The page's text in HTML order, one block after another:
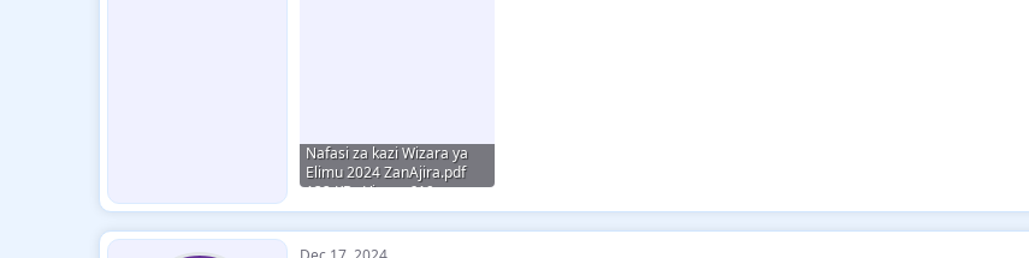
Nafasi za kazi Wizara ya
Elimu 2024 ZanAjira.pdf
132 KB · Views: 619